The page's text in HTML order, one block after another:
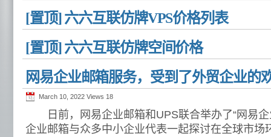
[置顶] 六六互联仿牌VPS价格列表
[置顶] 六六互联仿牌空间价格
网易企业邮箱服务，受到了外贸企业的
March 10, 2022 Views 18
日前，网易企业邮箱和UPS联合举办了“网易企
企业邮箱与众多中小企业代表一起探讨在全球市场